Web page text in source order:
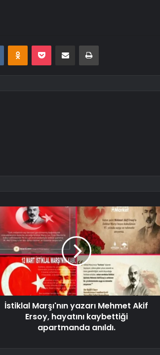
VKontakteOdnoklassniki
Pocket E-Posta ile paylaş Yazdır
İstiklal Marşı'nın yazarı Mehmet Akif
Ersoy, hayatını kaybettiği
apartmanda anıldı.